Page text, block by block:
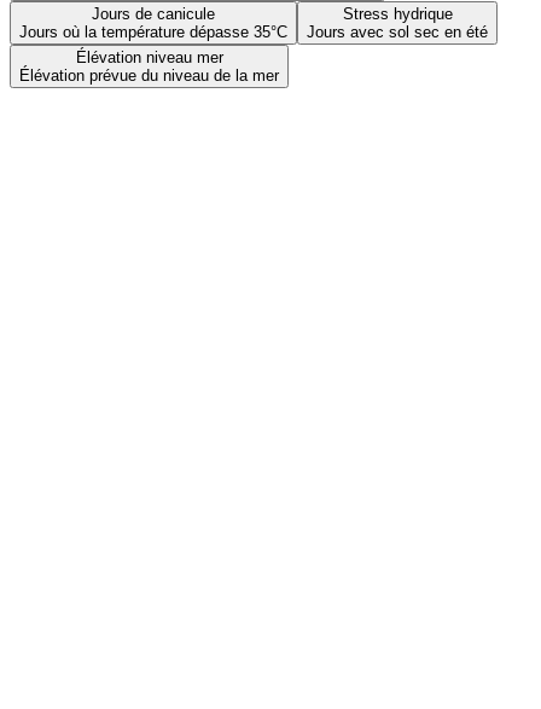
Jours de canicule
Jours où la température dépasse 35°C
Stress hydrique
Jours avec sol sec en été
Élévation niveau mer
Élévation prévue du niveau de la mer